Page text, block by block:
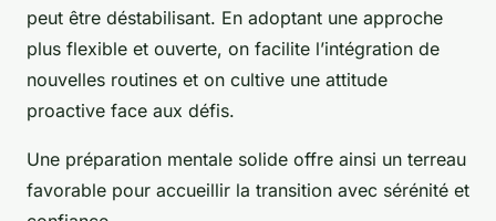
peut être déstabilisant. En adoptant une approche
plus flexible et ouverte, on facilite l’intégration de
nouvelles routines et on cultive une attitude
proactive face aux défis.
Une préparation mentale solide offre ainsi un terreau
favorable pour accueillir la transition avec sérénité et